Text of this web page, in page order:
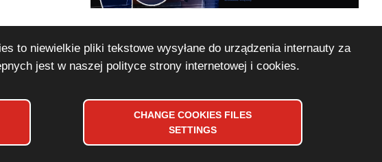
to niewielkie pliki tekstowe wysyłane do urządzenia internauty za
jest w naszej polityce strony internetowej i cookies.
CHANGE COOKIESFILES
SETTINGS
Policy Design and implementation: